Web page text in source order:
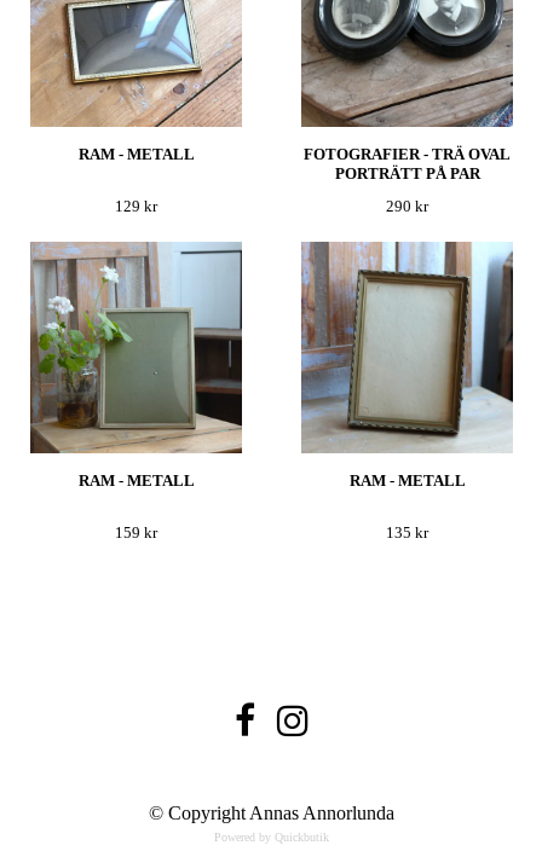
RAM - METALL
129 kr
FOTOGRAFIER - TRÄ OVAL
PORTRÄTT PÅ PAR
290 kr
RAM - METALL
159 kr
RAM - METALL
135 kr
© Copyright Annas Annorlunda
Powered by Quickbutik